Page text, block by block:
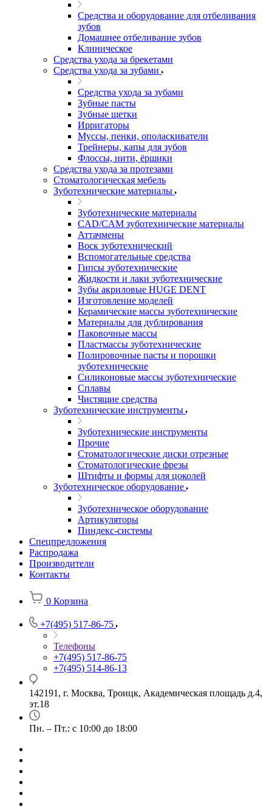
Средства и оборудование для отбеливания
зубов
Домашнее отбеливание зубов
Клиническое
Средства ухода за брекетами
Средства ухода за зубами
Средства ухода за зубами
Зубные пасты
Зубные щетки
Ирригаторы
Муссы, пенки, ополаскиватели
Трейнеры, капы для зубов
Флоссы, нити, ёршики
Средства ухода за протезами
Стоматологическая мебель
Зуботехнические материалы
Зуботехнические материалы
CAD/CAM зуботехнические материалы
Аттачмены
Воск зуботехнический
Вспомогательные средства
Гипсы зуботехнические
Жидкости и лаки зуботехнические
Зубы акриловые HUGE DENT
Изготовление моделей
Керамические массы зуботехнические
Материалы для дублирования
Паковочные массы
Пластмассы зуботехнические
Полировочные пасты и порошки
зуботехнические
Силиконовые массы зуботехнические
Сплавы
Чистящие средства
Зуботехнические инструменты
Зуботехнические инструменты
Прочие
Стоматологические диски отрезные
Стоматологические фрезы
Штифты и формы для цоколей
Зуботехническое оборудование
Зуботехническое оборудование
Артикуляторы
Пиндекс-системы
Спецпредложения
Распродажа
Производители
Контакты
0 Корзина
+7(495) 517-86-75
Телефоны
+7(495) 517-86-75
+7(495) 514-86-13
142191, г. Москва, Троицк, Академическая площадь д.4,
эт.18
Пн. – Пт.: с 10:00 до 18:00